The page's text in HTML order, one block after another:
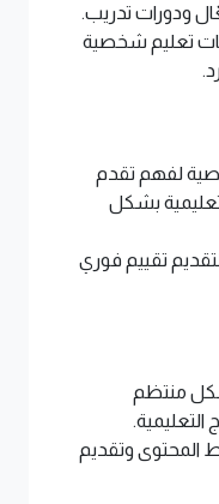
ودورات تدريب.
تعليم شخصية
لفهم تقدم
بشكل
لتقديم تقييم فوري
منتظم
التعليمية.
المحتوى وتقديم